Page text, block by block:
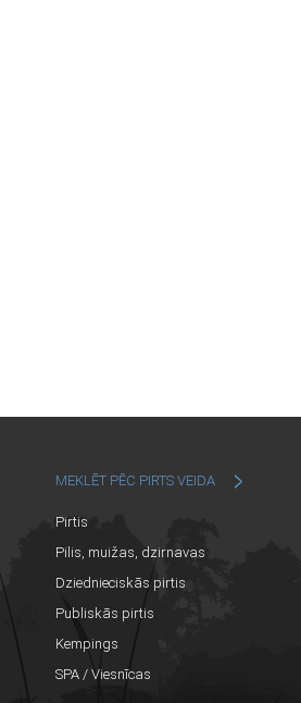
MEKLĒT PĒC PIRTS VEIDA
Pirtis
Pilis, muižas, dzirnavas
Dziednieciskās pirtis
Publiskās pirtis
Kempings
SPA / Viesnīcas